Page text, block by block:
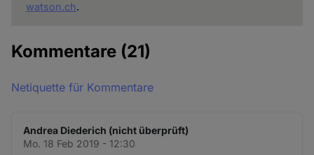
watson.ch.
Kommentare (21)
Netiquette für Kommentare
Andrea Diederich (nicht überprüft)
Mo. 18 Feb 2019 - 12:30